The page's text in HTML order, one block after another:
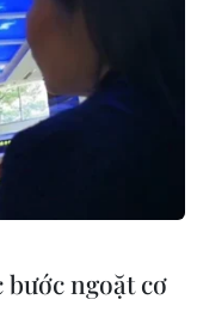
ngoặt cơ